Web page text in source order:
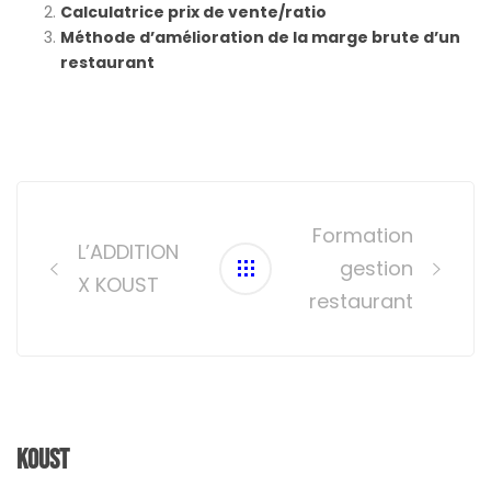
Calculatrice prix de vente/ratio
Méthode d’amélioration de la marge brute d’un
restaurant
L’ADDITION
X KOUST
Formation
gestion
restaurant
Koust